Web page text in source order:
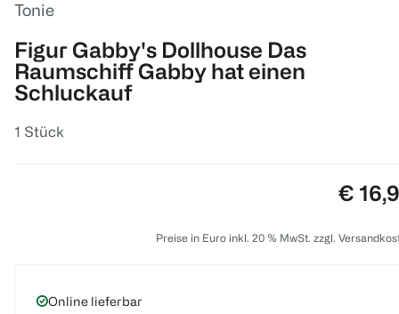
Tonie
Figur Gabby's Dollhouse Das
Raumschiff Gabby hat einen
Schluckauf
1 Stück
Preis:
€
Preise in Euro inkl. 20 % MwSt. zzgl.
Online lieferbar